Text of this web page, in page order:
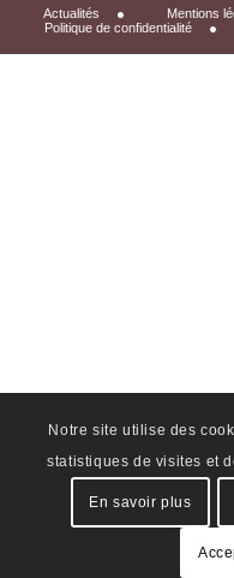
Actualités
Mentions
Politique de confidentialité
Notre site utilise des
statistiques de visites et
En savoir plus